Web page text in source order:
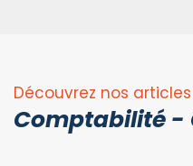
Découvrez nos
Comptabilité -